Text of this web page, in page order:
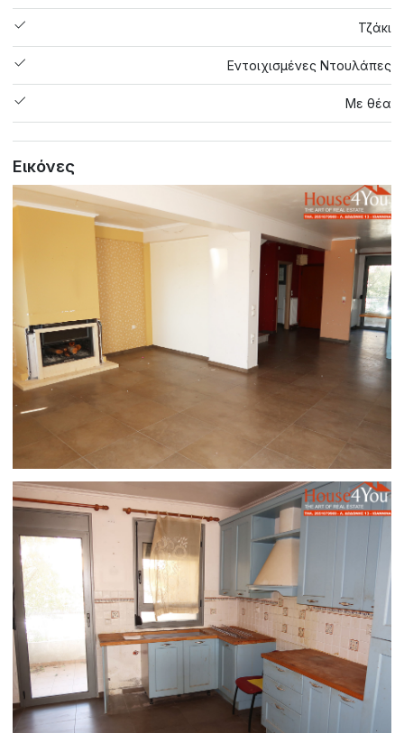
Τζάκι
Εντοιχισμένες Ντουλάπες
Με θέα
Εικόνες